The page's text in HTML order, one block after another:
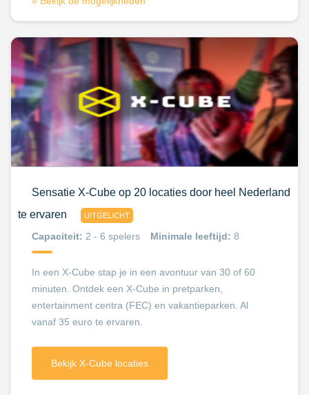
Sensatie X-Cube op 20 locaties door heel Nederland
te ervaren
UITGELICHT
Capaciteit: 2 - 6 spelers Minimale leeftijd: 8
In een X-Cube stap je in een avontuur van 30 of 60
minuten. Ontdek een X-Cube in pretparken,
entertainment centra (FEC) en vakantieparken. Al
vanaf 35 euro te ervaren.
Bekijk X-Cube locaties